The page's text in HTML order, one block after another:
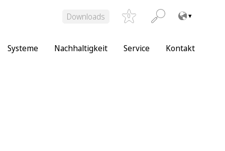
Downloads 0
Systeme Nachhaltigkeit Service Kontakt